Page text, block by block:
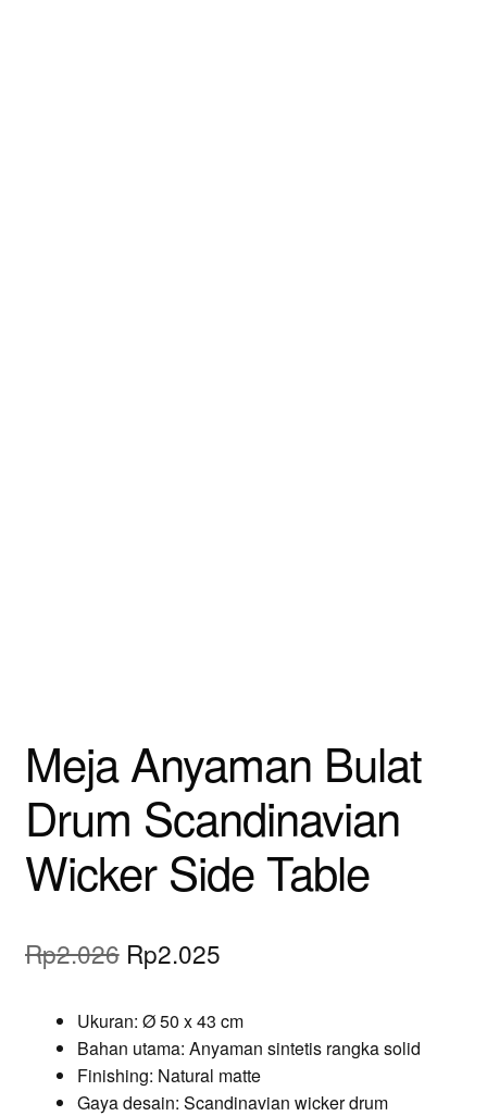
Meja Anyaman Bulat
Drum Scandinavian
Wicker Side Table
Rp2.026 Original
was:
Rp2.026.
Rp2.025Current
is:
Rp2.025.
Ukuran: Ø 50 x 43 cm
Bahan utama: Anyaman sintetis rangka solid
Finishing: Natural matte
Gaya desain: Scandinavian wicker drum